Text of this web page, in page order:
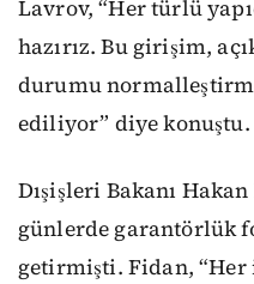
Lavrov, “Her türlü
hazırız. Bu girişim,
durumu
ediliyor” diye konuştu.
Dışişleri Bakanı
günlerde garantörlük
getirmişti. Fidan, “Her